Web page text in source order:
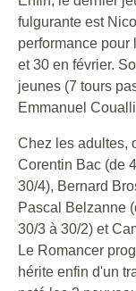
fulgurante est
performance pour
et 30 en février.
jeunes (7 tours
Emmanuel
Chez les adultes,
Corentin Bac (de
30/4), Bernard
Pascal Belzanne
30/3 à 30/2) et
Le Romancer
hérite enfin d'un